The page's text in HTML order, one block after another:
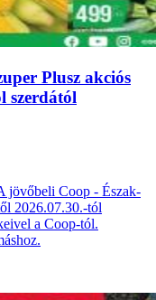
Plusz akciós
szerdától
jövőbeli Coop - Észak-
2026.07.30.-tól
a Coop-tól.